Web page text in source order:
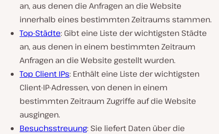
an, aus denen die Anfragen an die Website
innerhalb eines bestimmten Zeitraums stammen.
Top-Städte: Gibt eine Liste der wichtigsten Städte
an, aus denen in einem bestimmten Zeitraum
Anfragen an die Website gestellt wurden.
Top Client IPs: Enthält eine Liste der wichtigsten
Client-IP-Adressen, von denen in einem
bestimmten Zeitraum Zugriffe auf die Website
ausgingen.
Besuchsstreuung: Sie liefert Daten über die